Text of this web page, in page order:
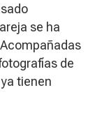
se ha
de
tienen